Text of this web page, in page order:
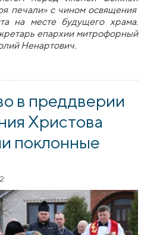
печали» с чином освящения
на месте будущего храма.
епархии митрофорный
Ненартович.
строительства храма в честь
в преддверии
Христова
поклонные